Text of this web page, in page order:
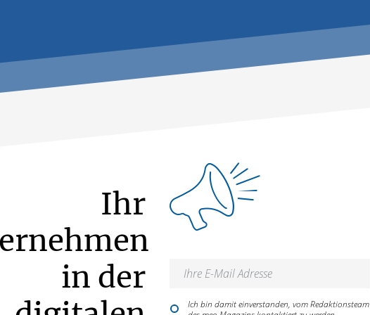
Ihr
in der
Ich bin damit einverstanden, vom Redaktionsteam